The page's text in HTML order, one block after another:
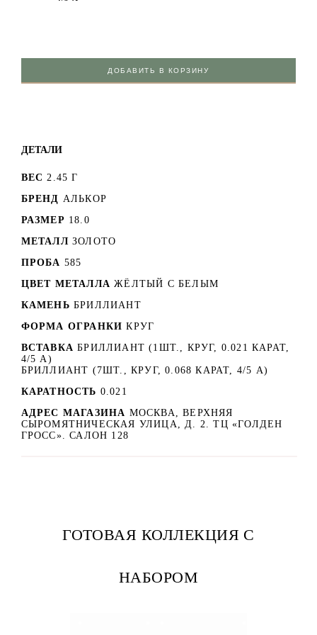
ДОБАВИТЬ В КОРЗИНУ
ДЕТАЛИ
ВЕС 2.45 Г
БРЕНД АЛЬКОР
РАЗМЕР 18.0
МЕТАЛЛ ЗОЛОТО
ПРОБА 585
ЦВЕТ МЕТАЛЛА ЖЁЛТЫЙ С БЕЛЫМ
КАМЕНЬ БРИЛЛИАНТ
ФОРМА ОГРАНКИ КРУГ
ВСТАВКА БРИЛЛИАНТ (1ШТ., КРУГ, 0.021 КАРАТ,
4/5 А)
БРИЛЛИАНТ (7ШТ., КРУГ, 0.068 КАРАТ, 4/5 А)
КАРАТНОСТЬ 0.021
АДРЕС МАГАЗИНА МОСКВА, ВЕРХНЯЯ
СЫРОМЯТНИЧЕСКАЯ УЛИЦА, Д. 2. ТЦ «ГОЛДЕН
ГРОСС». САЛОН 128
ГОТОВАЯ КОЛЛЕКЦИЯ С
НАБОРОМ